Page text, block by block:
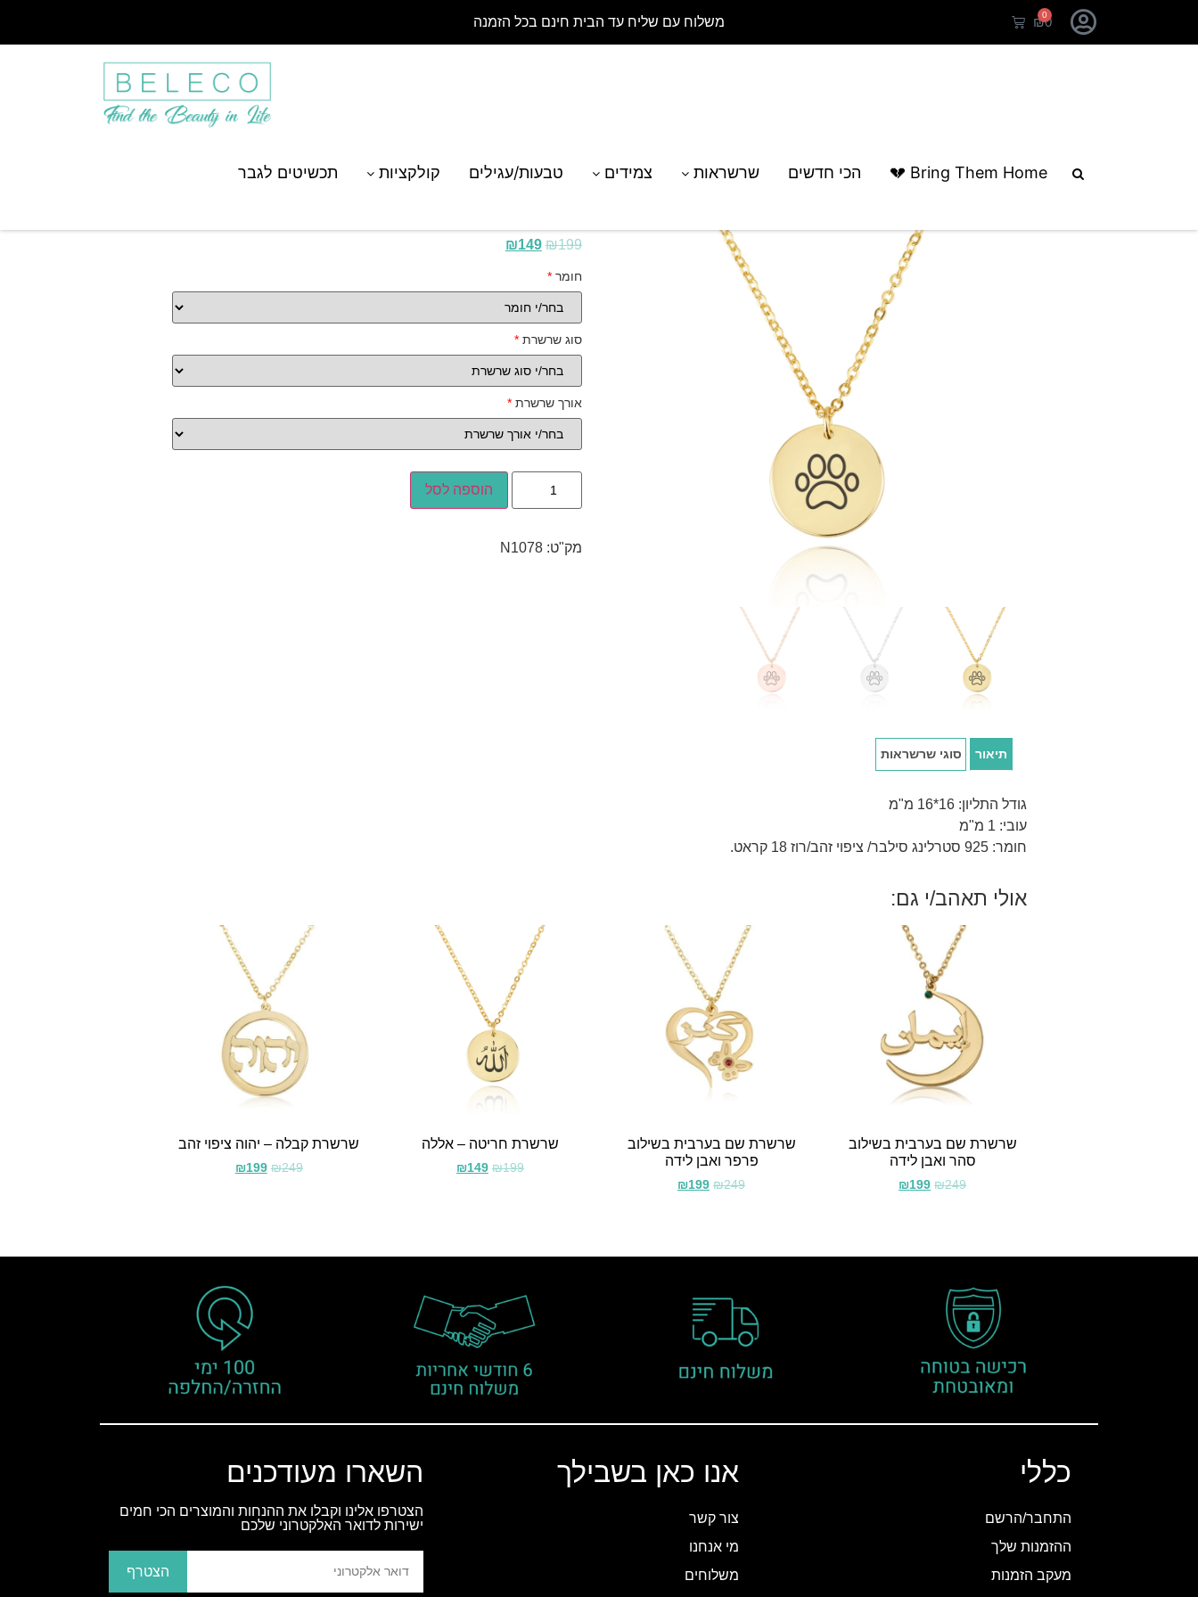
₪0
0 משלוח עם שליח עד הבית חינם בכל הזמנה
Bring Them Home 💔 הכי חדשים שרשראות צמידים טבעות/עגילים קולקציות תכשיטים לגבר עמוד הבית/ קולקציות/ יום הולדת/ שרשרת דיסק חריטת כף רגל של כלב
₪199
₪149
חומר*
סוג שרשרת*
אורך שרשרת*
הוספה לסל
מק"ט:N1078
תיאור סוגי שרשראות
גודל התליון: 16*16 מ"מ
עובי: 1 מ"מ
חומר: 925 סטרלינג סילבר/ ציפוי זהב/רוז 18 קראט.
אולי תאהב/י גם:
שרשרת שם בערבית בשילוב
סהר ואבן לידה
₪249
₪199
שרשרת שם בערבית בשילוב
פרפר ואבן לידה
₪249
₪199
שרשרת חריטה – אללה
₪199
₪149
שרשרת קבלה – יהוה ציפוי זהב
₪249
₪199
כללי
התחבר/הרשם
ההזמנות שלך
מעקב הזמנות
אנו כאן בשבילך
צור קשר
מי אנחנו
משלוחים
השארו מעודכנים
הצטרפו אלינו וקבלו את ההנחות והמוצרים הכי חמים
ישירות לדואר האלקטרוני שלכם
הצטרף